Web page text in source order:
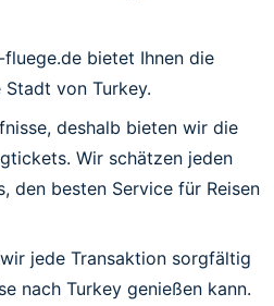
bietet Ihnen die
von Turkey.
deshalb bieten wir die
Wir schätzen jeden
den besten Service für Reisen
jede Transaktion sorgfältig
nach Turkey genießen kann.